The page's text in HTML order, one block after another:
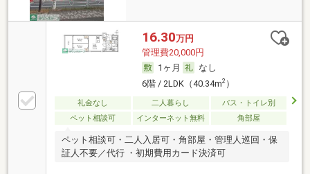
16.30万円
管理費20,000円
1ヶ月
なし
6階 / 2LDK（40.34m2）
礼金なし 二人暮らし
バス・トイレ別
ペット相談可
インターネット無料 角部屋
ペット相談可・二人入居可・角部屋・管理人巡回・保
証人不要／代行 ・初期費用カード決済可